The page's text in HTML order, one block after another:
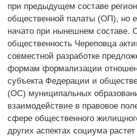
при предыдущем составе
общественной палаты (ОП), но
начато при нынешнем составе.
общественность Череповца
совместной разработке
формам формализации
субъекта Федерации и
(ОС) муниципальных
взаимодействие в правовое
сфере общественного
других аспектах социума